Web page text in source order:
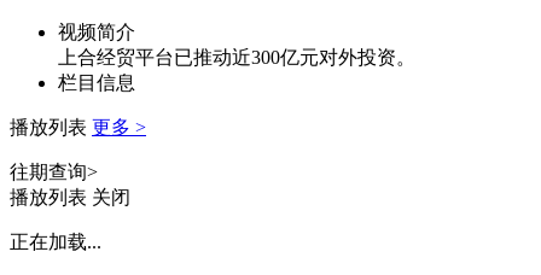
视频简介
上合经贸平台已推动近300亿元对外投资。
栏目信息
播放列表 更多 >
往期查询>
播放列表 关闭
正在加载...